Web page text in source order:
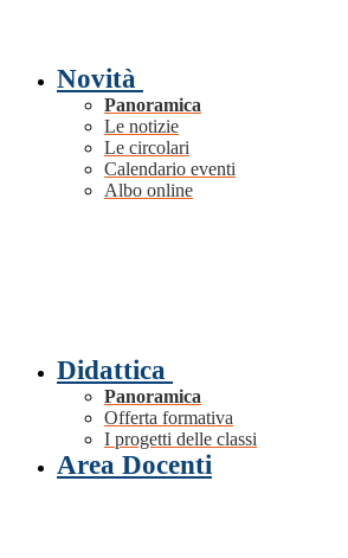
Novità
Panoramica
Le notizie
Le circolari
Calendario eventi
Albo online
Didattica
Panoramica
Offerta formativa
I progetti delle classi
Area Docenti